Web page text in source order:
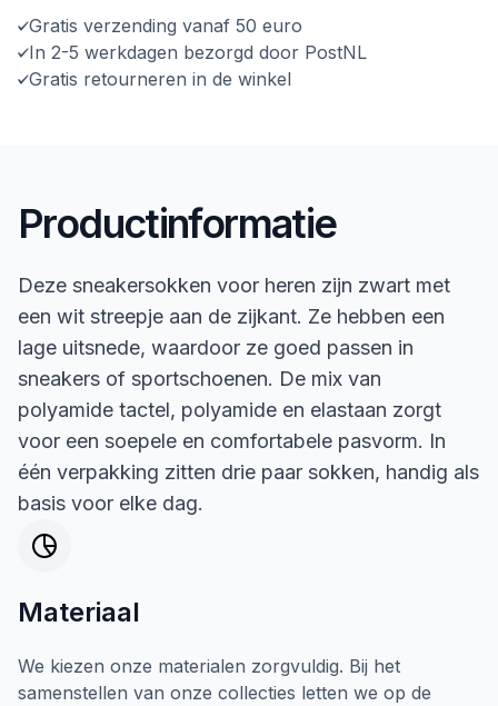
Gratis verzending vanaf 50 euro
In 2-5 werkdagen bezorgd door PostNL
Gratis retourneren in de winkel
Productinformatie
Deze sneakersokken voor heren zijn zwart met
een wit streepje aan de zijkant. Ze hebben een
lage uitsnede, waardoor ze goed passen in
sneakers of sportschoenen. De mix van
polyamide tactel, polyamide en elastaan zorgt
voor een soepele en comfortabele pasvorm. In
één verpakking zitten drie paar sokken, handig als
basis voor elke dag.
Materiaal
We kiezen onze materialen zorgvuldig. Bij het
samenstellen van onze collecties letten we op de